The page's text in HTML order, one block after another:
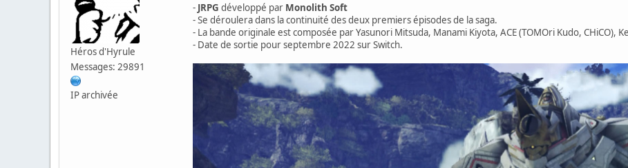
Héros d'Hyrule
Messages: 29891
IP archivée
- JRPG développé par Monolith Soft
- Se déroulera dans la continuité des deux premiers épisodes de la saga.
- La bande originale est composée par Yasunori Mitsuda, Manami Kiyota, ACE (TOMOri Kudo, CHiCO),
- Date de sortie pour septembre 2022 sur Switch.